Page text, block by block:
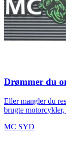
Drømmer du
Eller mangler du
brugte
MC SYD